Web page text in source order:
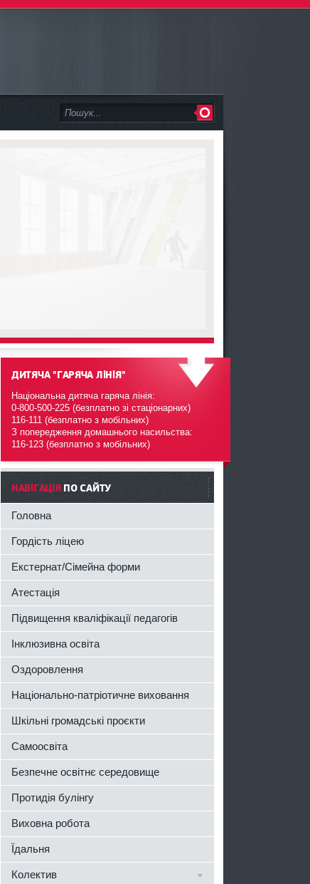
ДИТЯЧА "ГАРЯЧА ЛІНІЯ"
Національна дитяча гаряча лінія:
0-800-500-225 (безплатно зі стаціонарних)
116-111 (безплатно з мобільних)
З попередження домашнього насильства:
116-123 (безплатно з мобільних)
------
НАВІГАЦІЯПО САЙТУ
Головна
Гордість ліцею
Екстернат/Сімейна форми
Атестація
Підвищення кваліфікації педагогів
Інклюзивна освіта
Оздоровлення
Національно-патріотичне виховання
Шкільні громадські проєкти
Самоосвіта
Безпечне освітнє середовище
Протидія булінгу
Виховна робота
Їдальня
Колектив